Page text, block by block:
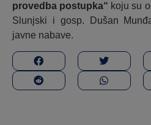
provedba postupka“ koju su
Slunjski i gosp. Dušan
javne nabave.